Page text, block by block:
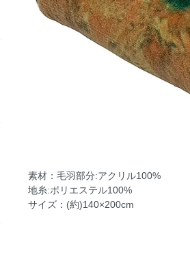
素材：毛羽部分:アクリル100%
地糸:ポリエステル100%
サイズ：(約)140×200cm